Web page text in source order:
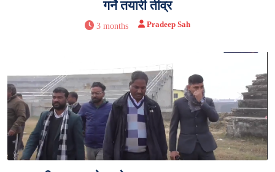
गर्ने तयारी तीव्र
3 months Pradeep Sah